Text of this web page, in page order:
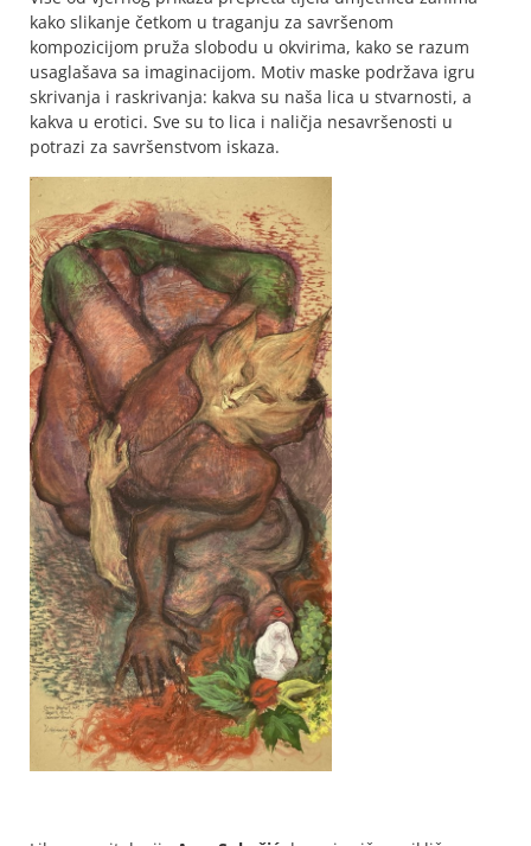
kako slikanje četkom u traganju za savršenom
kompozicijom pruža slobodu u okvirima, kako se razum
usaglašava sa imaginacijom. Motiv maske podržava igru
skrivanja i raskrivanja: kakva su naša lica u stvarnosti, a
kakva u erotici. Sve su to lica i naličja nesavršenosti u
potrazi za savršenstvom iskaza.